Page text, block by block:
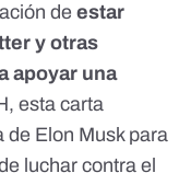
de estar
y otras
apoyar una
esta carta
de Elon Musk para
luchar contra el